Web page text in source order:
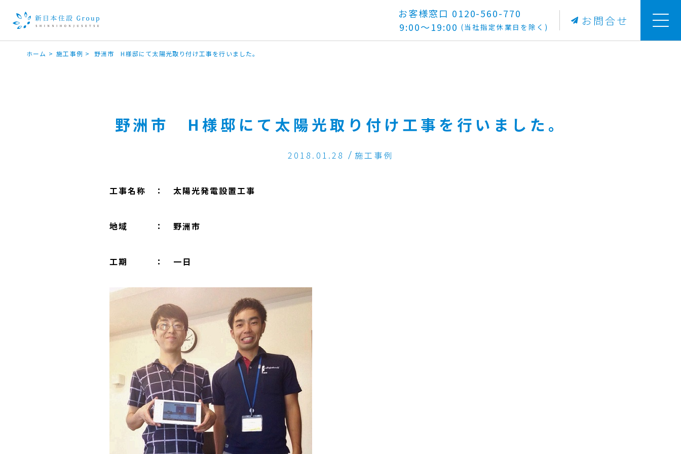
お客様窓口 0120-560-770
9:00～19:00 (当社指定休業日を除く) お問合せ
ホーム > 施工事例 > 野洲市 H様邸にて太陽光取り付け工事を行いました。
野洲市 H様邸にて太陽光取り付け工事を行いました。
2018.01.28 施工事例
工事名称 ： 太陽光発電設置工事
地域 ： 野洲市
工期 ： 一日